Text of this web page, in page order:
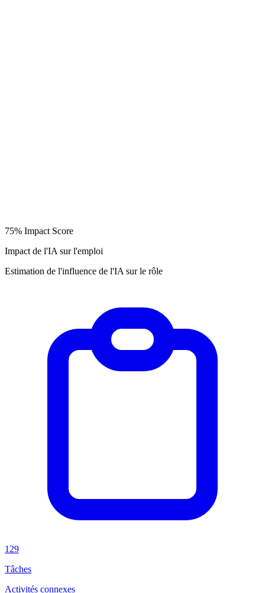
75% Impact Score
Impact de l'IA sur l'emploi
Estimation de l'influence de l'IA sur le rôle
129
Tâches
Activités connexes